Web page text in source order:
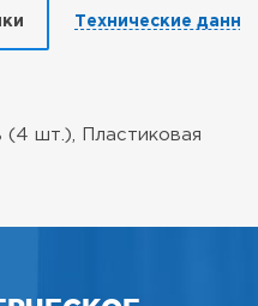
Технические
шт.), Пластиковая